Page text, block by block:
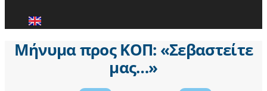
Μήνυμα προς ΚΟΠ: «Σεβαστείτε
μας…»